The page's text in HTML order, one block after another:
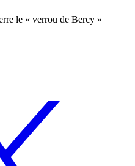
le « verrou de Bercy »